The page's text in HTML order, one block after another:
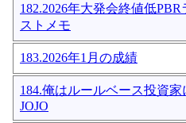
182.2026年大発会終値低
ストメモ
183.2026年1月の成績
184.俺はルールベース投資家
JOJO